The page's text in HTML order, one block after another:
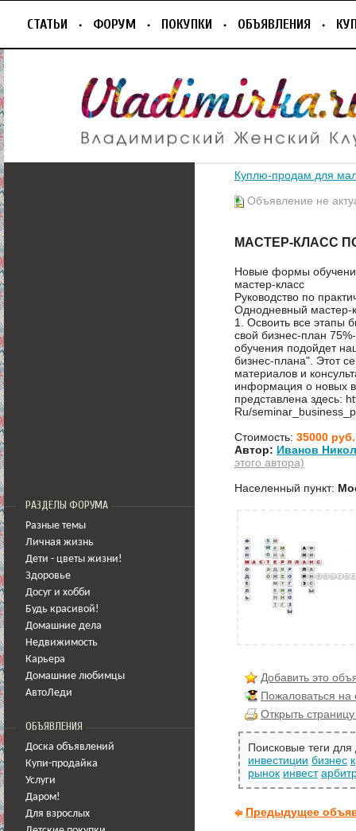
СТАТЬИ ФОРУМ ПОКУПКИ ОБЪЯВЛЕНИЯ
РАЗДЕЛЫ ФОРУМА
Разные темы
Личная жизнь
Дети - цветы жизни!
Здоровье
Досуг и хобби
Будь красивой!
Домашние дела
Недвижимость
Карьера
Домашние любимцы
АвтоЛеди
ОБЪЯВЛЕНИЯ
Доска объявлений
Купи-продайка
Услуги
Даром!
Для взрослых
Куплю-продам для
Объявление не
МАСТЕР-КЛАСС
Новые формы
мастер-класс
Руководство по
Однодневный мастер-
1. Освоить все этапы
свой бизнес-план
обучения подойдет
бизнес-плана". Этот
материалов и
информация о новых
представлена здесь:
Ru/
Стоимость: 35000 руб.
Автор: Иванов
этого автора)
Населенный пункт:
Добавить это
Пожаловаться
Открыть
Поисковые теги
инвестиции бизнес
рынок инвест
Предыдущее